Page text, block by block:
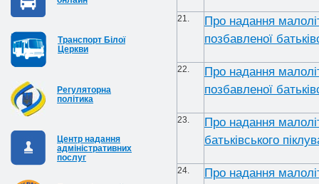
Транспорт Білої
Церкви
Регуляторна
політика
Центр надання
адміністративних
послуг
21.
Про надання
позбавленої
22.
Про надання
позбавленої
23.
Про надання
батьківського
24.
Про надання